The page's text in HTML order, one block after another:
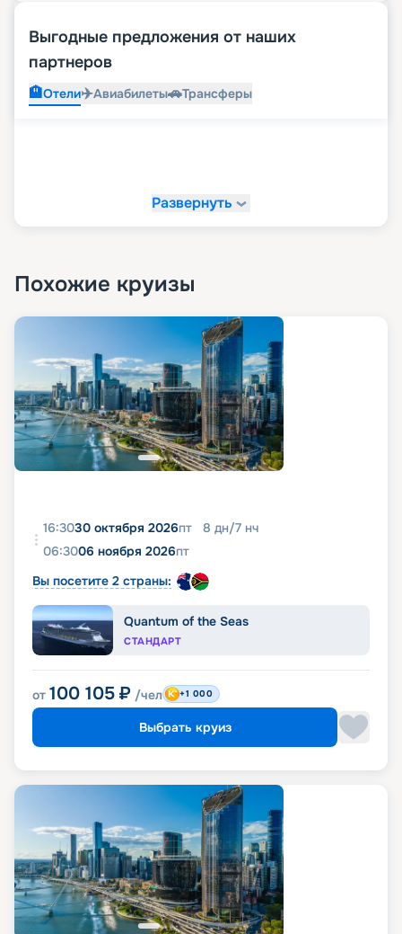
Выгодные предложения от наших
партнеров
🏨Отели✈️Авиабилеты🚗Трансферы
Развернуть
Похожие круизы
16:3030 октября 2026пт 8 дн/7 нч
06:3006 ноября 2026пт
Вы посетите 2 страны:
Quantum of the Seas
СТАНДАРТ
от 100 105 ₽ /чел +1 000
Выбрать круиз